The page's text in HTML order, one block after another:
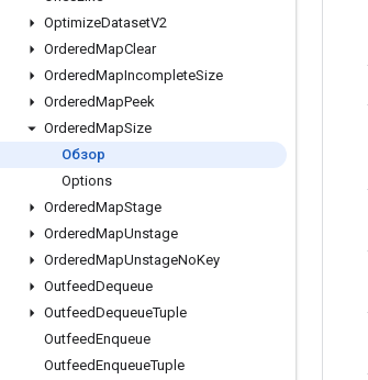
OptimizeDatasetV2
OrderedMapClear
OrderedMapIncompleteSize
OrderedMapPeek
OrderedMapSize
Обзор
Options
OrderedMapStage
OrderedMapUnstage
OrderedMapUnstageNoKey
OutfeedDequeue
OutfeedDequeueTuple
OutfeedEnqueue
OutfeedEnqueueTuple